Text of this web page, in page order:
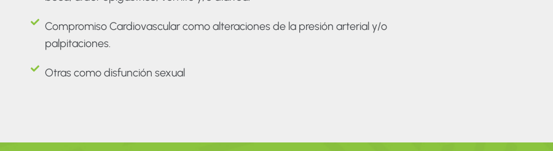
Compromiso Cardiovascular como alteraciones de la presión arterial y/o
palpitaciones.
Otras como disfunción sexual